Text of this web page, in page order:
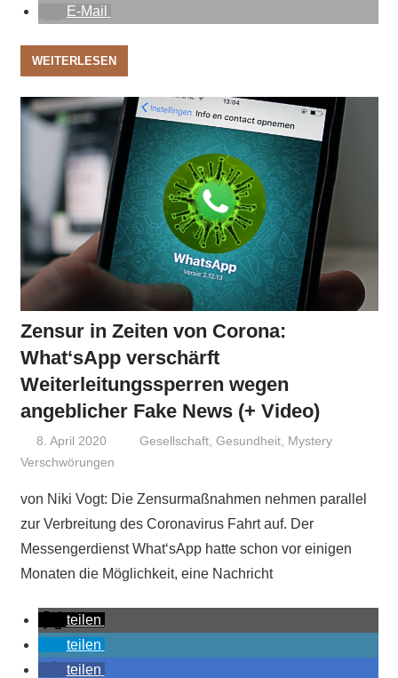
E-Mail
WEITERLESEN
Zensur in Zeiten von Corona:
What‘sApp verschärft
Weiterleitungssperren wegen
angeblicher Fake News (+ Video)
8. April 2020 Niki Vogt
Gesellschaft ,Gesundheit Mystery
Verschwörungen
von Niki Vogt: Die Zensurmaßnahmen nehmen parallel
zur Verbreitung des Coronavirus Fahrt auf. Der
Messengerdienst What‘sApp hatte schon vor einigen
Monaten die Möglichkeit, eine Nachricht
teilen
teilen
teilen